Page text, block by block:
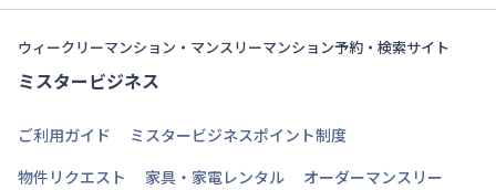
ウィークリーマンション・マンスリーマンション予約・検索サイト
ミスタービジネス
ご利用ガイド
ミスタービジネスポイント制度
物件リクエスト
家具・家電レンタル オーダーマンスリー